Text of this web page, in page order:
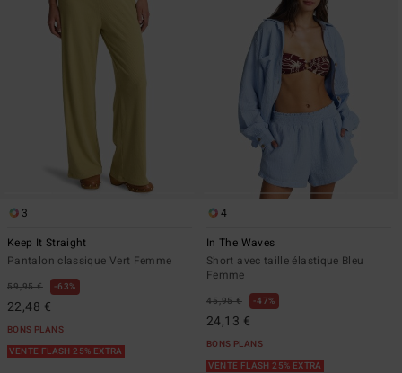
3
Keep It Straight
Pantalon classique Vert Femme
59,95 € 63%
22,48 €
BONS PLANS
VENTE FLASH 25% EXTRA
4
In The Waves
Short avec taille élastique Bleu
Femme
45,95 € 47%
24,13 €
BONS PLANS
VENTE FLASH 25% EXTRA